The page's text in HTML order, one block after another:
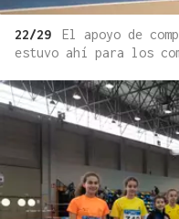
22/29
El apoyo de
estuvo ahí para los